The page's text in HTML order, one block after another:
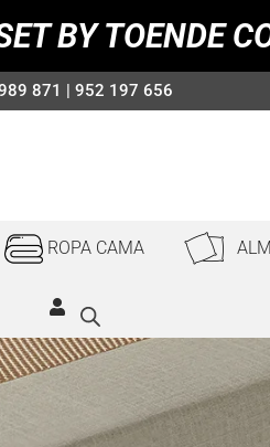
BY TOENDE
871 | 952 197 656
ROPA CAMA